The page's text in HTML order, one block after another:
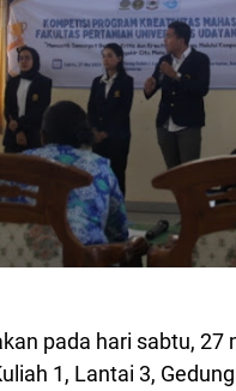
pada hari sabtu, 27
1, Lantai 3,